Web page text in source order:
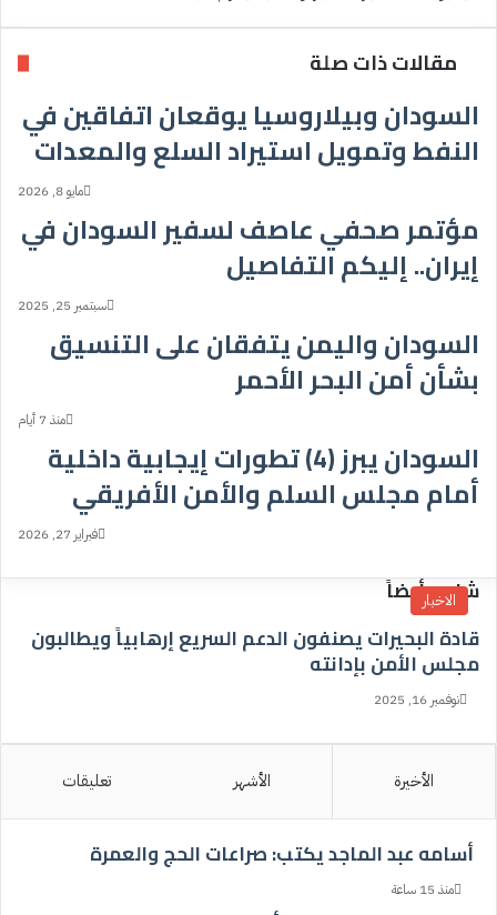
مقالات ذات صلة
السودان وبيلاروسيا يوقعان اتفاقين في
النفط وتمويل استيراد السلع والمعدات
مايو 8, 2026
مؤتمر صحفي عاصف لسفير السودان في
إيران.. إليكم التفاصيل
سبتمبر 25, 2025
السودان واليمن يتفقان على التنسيق
بشأن أمن البحر الأحمر
منذ 7 أيام
السودان يبرز (4) تطورات إيجابية داخلية
أمام مجلس السلم والأمن الأفريقي
فبراير 27, 2026
شاهد أيضاً
غ
ل
الاخبار
قادة البحيرات يصنفون الدعم السريع إرهابياً ويطالبون
مجلس الأمن بإدانته
نوفمبر 16, 2025
الأخيرة الأشهر تعليقات
أسامه عبد الماجد يكتب: صراعات الحج والعمرة
منذ 15 ساعة